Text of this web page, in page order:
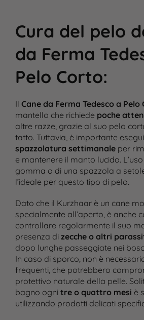
Cura del pelo
da Ferma
Pelo Corto:
Il Cane da Ferma Tedesco a Pelo
mantello che richiede poche
altre razze, grazie al suo pelo
tatto. Tuttavia, è importante
spazzolatura settimanaleper
e mantenere il manto lucido.
gomma o di una spazzola a
l’ideale per questo tipo di pelo.
Dato che il Kurzhaar è un cane
specialmente all’aperto, è anche
controllare regolarmente il suo
presenza di zecche o altri
dopo lunghe passeggiate nei
In caso di sporco, non è
frequenti, che potrebbero
protettivo naturale della pelle.
bagno ogni tre o quattro mesi è
utilizzando prodotti delicati